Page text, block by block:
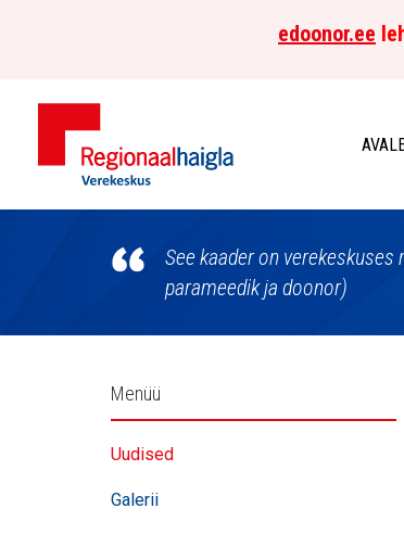
edoonor.ee
Põhja-
See kaader on
parameedik ja doonor)
Külgpaani
navigatsioon
Menüü
Uudised
Galerii